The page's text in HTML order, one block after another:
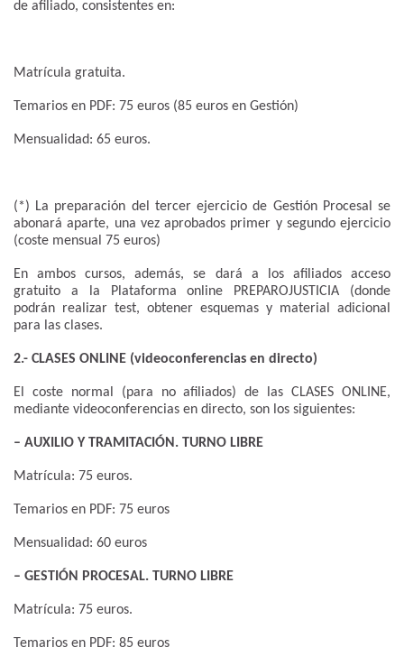
de afiliado, consistentes en:
Matrícula gratuita.
Temarios en PDF: 75 euros (85 euros en Gestión)
Mensualidad: 65 euros.
(*) La preparación del tercer ejercicio de Gestión Procesal se
abonará aparte, una vez aprobados primer y segundo ejercicio
(coste mensual 75 euros)
En ambos cursos, además, se dará a los afiliados acceso
gratuito a la Plataforma online PREPAROJUSTICIA (donde
podrán realizar test, obtener esquemas y material adicional
para las clases.
2.- CLASES ONLINE (videoconferencias en directo)
El coste normal (para no afiliados) de las CLASES ONLINE,
mediante videoconferencias en directo, son los siguientes:
– AUXILIO Y TRAMITACIÓN. TURNO LIBRE
Matrícula: 75 euros.
Temarios en PDF: 75 euros
Mensualidad: 60 euros
– GESTIÓN PROCESAL. TURNO LIBRE
Matrícula: 75 euros.
Temarios en PDF: 85 euros